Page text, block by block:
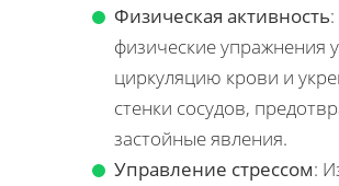
Физическая активность
физические упражнения
циркуляцию крови и
стенки сосудов,
застойные явления.
Управление стрессом: